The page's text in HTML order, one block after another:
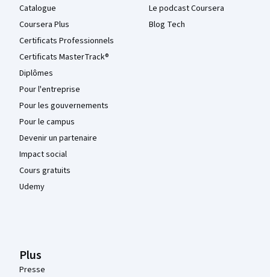
Catalogue
Coursera Plus
Certificats Professionnels
Certificats MasterTrack®
Diplômes
Pour l'entreprise
Pour les gouvernements
Pour le campus
Devenir un partenaire
Impact social
Cours gratuits
Udemy
Le podcast Coursera
Blog Tech
Plus
Presse